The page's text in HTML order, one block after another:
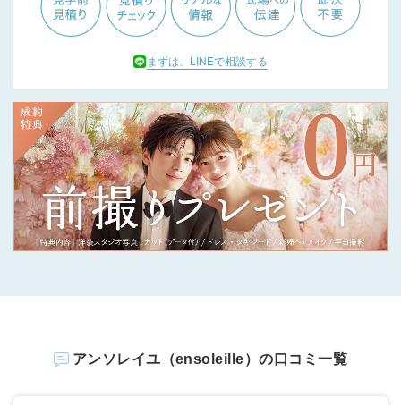
まずは、LINEで相談する
アンソレイユ（ensoleille）の口コミ一覧